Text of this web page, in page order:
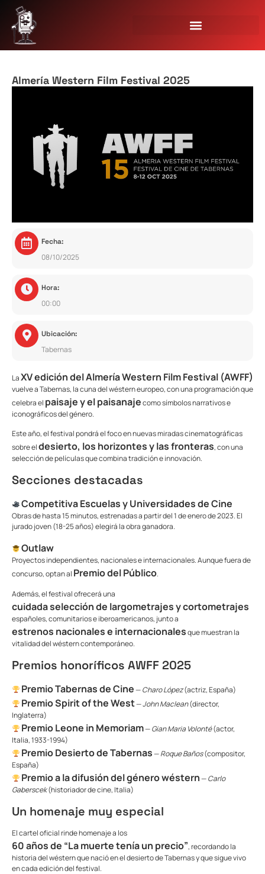
Almería Western Film Festival 2025
Fecha:
08/10/2025
Hora:
00:00
Ubicación:
Tabernas
LaXV edición del Almería Western Film Festival (AWFF)
vuelve a Tabernas, la cuna del wéstern europeo, con una programación que
celebra el paisaje y el paisanajecomo símbolos narrativos e
iconográficos del género.
Este año, el festival pondrá el foco en nuevas miradas cinematográficas
sobre eldesierto, los horizontes y las fronteras, con una
selección de películas que combina tradición e innovación.
Secciones destacadas
Competitiva Escuelas y Universidades de Cine
Obras de hasta 15 minutos, estrenadas a partir del 1 de enero de 2023. El
jurado joven (18-25 años) elegirá la obra ganadora.
Outlaw
Proyectos independientes, nacionales e internacionales. Aunque fuera de
concurso, optan al Premio del Público.
Además, el festival ofrecerá una
cuidada selección de largometrajes y cortometrajes
españoles, comunitarios e iberoamericanos, junto a
estrenos nacionales e internacionalesque muestran la
vitalidad del wéstern contemporáneo.
Premios honoríficos AWFF 2025
Premio Tabernas de Cine—Charo López(actriz, España)
Premio Spirit of the West—John Maclean(director,
Inglaterra)
Premio Leone in Memoriam—Gian Maria Volonté(actor,
Italia, 1933-1994)
Premio Desierto de Tabernas—Roque Baños(compositor,
España)
Premio a la difusión del género wéstern—Carlo
Gaberscek(historiador de cine, Italia)
Un homenaje muy especial
El cartel oficial rinde homenaje a los
60 años de “La muerte tenía un precio”, recordando la
historia del wéstern que nació en el desierto de Tabernas y que sigue vivo
en cada edición del festival.